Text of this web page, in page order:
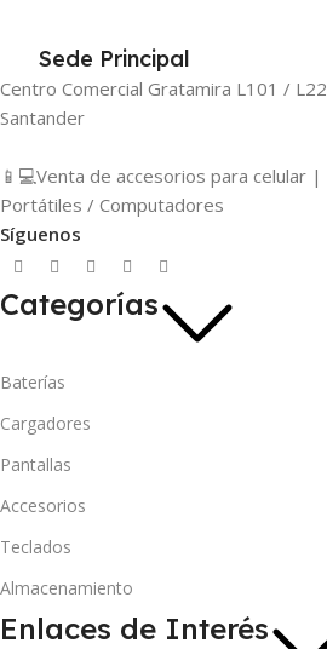
Sede Principal
Centro Comercial Gratamira L101 /
Santander
📱💻Venta de accesorios para celular |
Portátiles / Computadores
Síguenos
Categorías
Baterías
Cargadores
Pantallas
Accesorios
Teclados
Almacenamiento
Enlaces de Interés